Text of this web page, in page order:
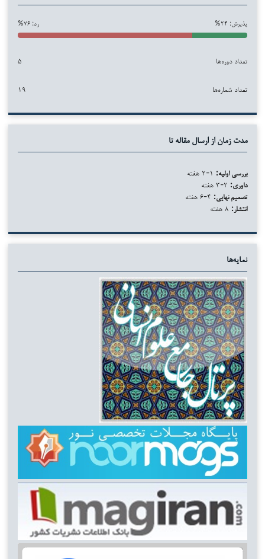
پذیرش: ۲۴% رد: ۷۶%
تعداد دوره‌ها ۵
تعداد شماره‌ها ۱۹
مدت زمان از ارسال مقاله تا
بررسی اولیه:
داوری:
تصمیم نهایی:
انتشار:
نمایه‌ها